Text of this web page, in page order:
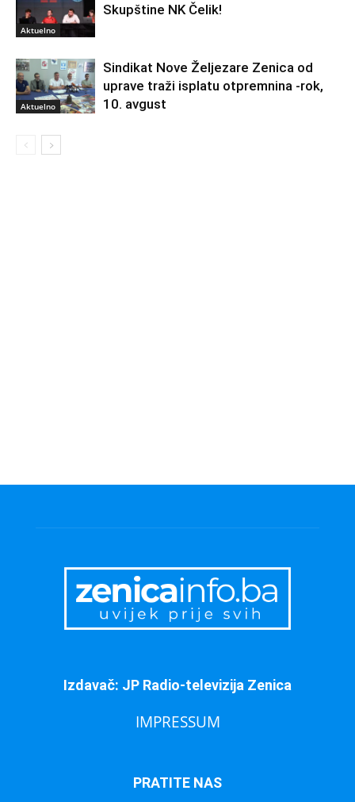
Aktuelno
Skupštine NK Čelik!
Aktuelno
Sindikat Nove Željezare Zenica od
uprave traži isplatu otpremnina -rok,
10. avgust
Izdavač: JP Radio-televizija Zenica
IMPRESSUM
PRATITE NAS